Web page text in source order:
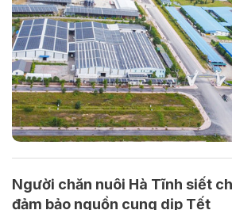
Người chăn nuôi Hà Tĩnh siết
đảm bảo nguồn cung dịp Tết